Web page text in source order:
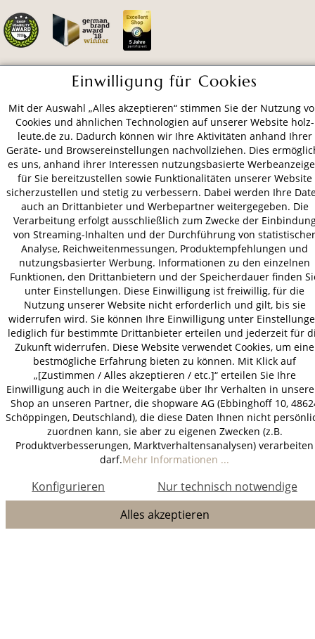
VERSAND
AGB Datenschutz
Impressum
© 2026 HOLZ-LEUTE
* Alle Preise inkl. gesetzl. Mehrwertsteuer zzgl.Versandkosten.
Einwilligung für Cookies
Mit der Auswahl „Alles akzeptieren“ stimmen Sie der Nutzung
Cookies und ähnlichen Technologien auf unserer Website holz-
leute.de zu. Dadurch können wir Ihre Aktivitäten anhand Ihrer
Geräte- und Browsereinstellungen nachvollziehen. Dies
es uns, anhand ihrer Interessen nutzungsbasierte
für Sie bereitzustellen sowie Funktionalitäten unserer Website
sicherzustellen und stetig zu verbessern. Dabei werden Ihre
auch an Drittanbieter und Werbepartner weitergegeben. Die
Verarbeitung erfolgt ausschließlich zum Zwecke der
von Streaming-Inhalten und der Durchführung von statistischer
Analyse, Reichweitenmessungen, Produktempfehlungen und
nutzungsbasierter Werbung. Informationen zu den einzelnen
Funktionen, den Drittanbietern und der Speicherdauer finden
unter Einstellungen. Diese Einwilligung ist freiwillig, für die
Nutzung unserer Website nicht erforderlich und gilt, bis sie
widerrufen wird. Sie können Ihre Einwilligung unter
lediglich für bestimmte Drittanbieter erteilen und jederzeit für
Zukunft widerrufen. Diese Website verwendet Cookies, um eine
bestmögliche Erfahrung bieten zu können. Mit Klick auf
„[Zustimmen / Alles akzeptieren / etc.]“ erteilen Sie Ihre
Einwilligung auch in die Weitergabe über Ihr Verhalten in
Shop an unseren Partner, die shopware AG (Ebbinghoff 10,
Schöppingen, Deutschland), die diese Daten Ihnen nicht
zuordnen kann, sie aber zu eigenen Zwecken (z.B.
Produktverbesserungen, Marktverhaltensanalysen) verarbeiten
darf.Mehr Informationen ...
Nur technisch notwendige
Konfigurieren
Alles akzeptieren